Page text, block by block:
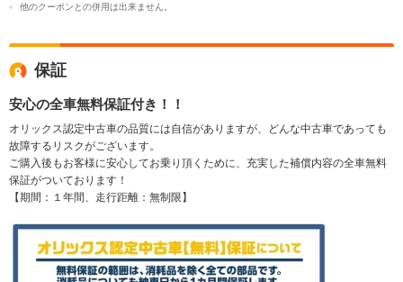
他のクーポンとの併用は出来ません。
保証
安心の全車無料保証付き！！
オリックス認定中古車の品質には自信がありますが、どんな中古車であっても
故障するリスクがございます。
ご購入後もお客様に安心してお乗り頂くために、充実した補償内容の全車無料
保証がついております！
【期間：１年間、走行距離：無制限】